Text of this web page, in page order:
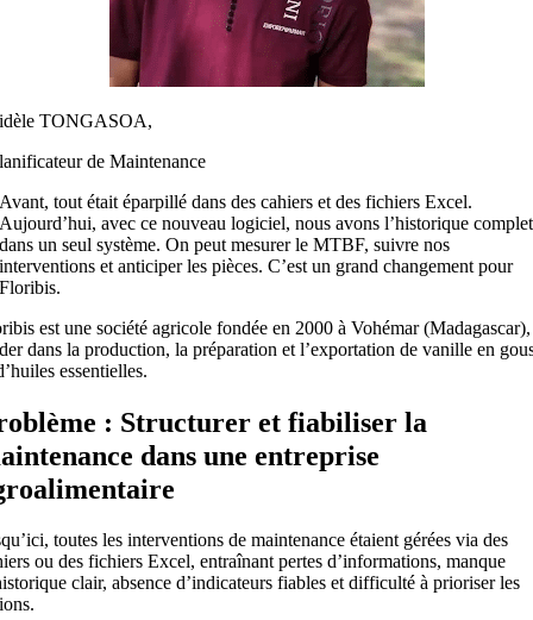
TONGASOA,
de Maintenance
Avant, tout était éparpillé dans des cahiers et des fichiers Excel.
Aujourd’hui, avec ce nouveau logiciel, nous avons l’historique complet
dans un seul système. On peut mesurer le MTBF, suivre nos
interventions et anticiper les pièces. C’est un grand changement pour
Floribis.
est une société agricole fondée en 2000 à Vohémar (Madagascar),
dans la production, la préparation et l’exportation de vanille en
essentielles.
: Structurer et fiabiliser la
dans une entreprise
toutes les interventions de maintenance étaient gérées via des
ou des fichiers Excel, entraînant pertes d’informations, manque
clair, absence d’indicateurs fiables et difficulté à prioriser les